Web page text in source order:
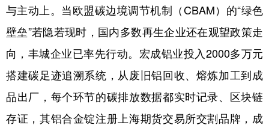
与主动上。当欧盟碳边境调节机制（CBAM）的“绿色
壁垒”若隐若现时，国内多数再生企业还在观望政策走
向，丰城企业已率先行动。宏成铝业投入2000多万元
搭建碳足迹追溯系统，从废旧铝回收、熔炼加工到成
品出厂，每个环节的碳排放数据都实时记录、区块链
存证，其铝合金锭注册上海期货交易所交割品牌，成